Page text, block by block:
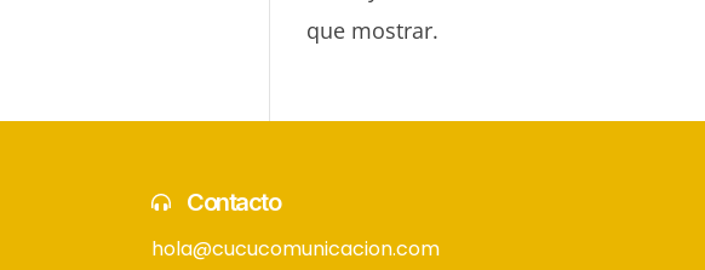
que mostrar.
Contacto
hola@cucucomunicacion.com